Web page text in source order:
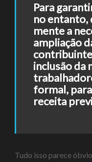
Para
no entanto,
mente a
ampliação
inclusão da
formal,
receita
Tudo isso parece